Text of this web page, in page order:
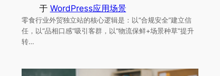
于 WordPress应用场景
零食行业外贸独立站的核心逻辑是：以“合规安全”建立信
任，以“品相口感”吸引客群，以“物流保鲜+场景种草”提升
转…